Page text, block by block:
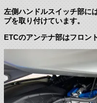
左側ハンドルスイッチ部に
プを取り付けています。
ETCのアンテナ部はフロン